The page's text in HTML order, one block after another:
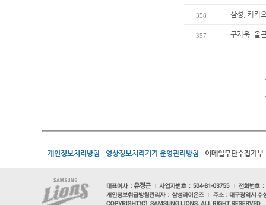
358 삼성, 카카
357 구자욱, 올
개인정보처리방침 영상정보처리기기 운영관리방침 이메일무단수집거부